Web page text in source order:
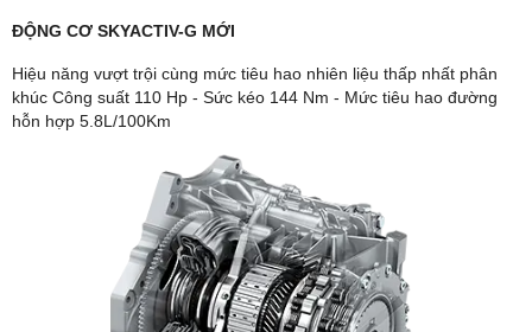
ĐỘNG CƠ SKYACTIV-G MỚI
Hiệu năng vượt trội cùng mức tiêu hao nhiên liệu thấp nhất phân
khúc Công suất 110 Hp - Sức kéo 144 Nm - Mức tiêu hao đường
hỗn hợp 5.8L/100Km